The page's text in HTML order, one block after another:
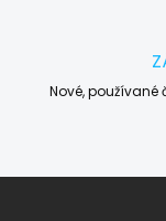
Nové, používané